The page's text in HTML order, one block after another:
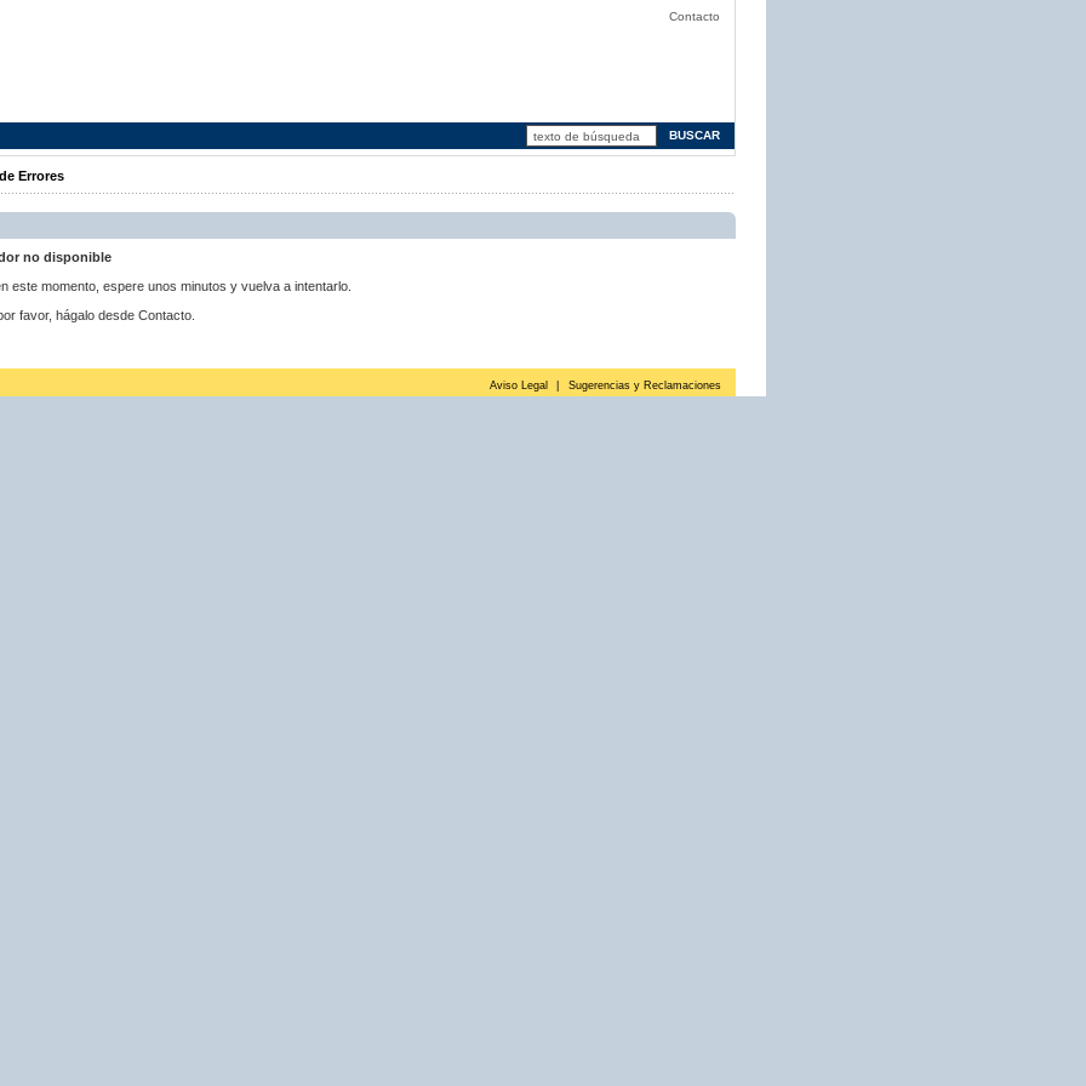
Contacto
Errores
no disponible
este momento, espere unos minutos y vuelva a intentarlo.
favor, hágalo desde Contacto.
Aviso Legal Sugerencias y Reclamaciones